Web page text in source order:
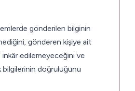
gönderilen bilginin
gönderen kişiye ait
edilemeyeceğini ve
bilgilerinin doğruluğunu